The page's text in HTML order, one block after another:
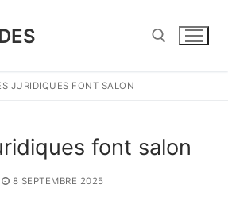
JURIDIQUES FONT SALON
font salon
8 SEPTEMBRE 2025